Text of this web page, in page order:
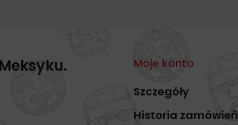
Moje konto
Szczegóły
Historia zamówień